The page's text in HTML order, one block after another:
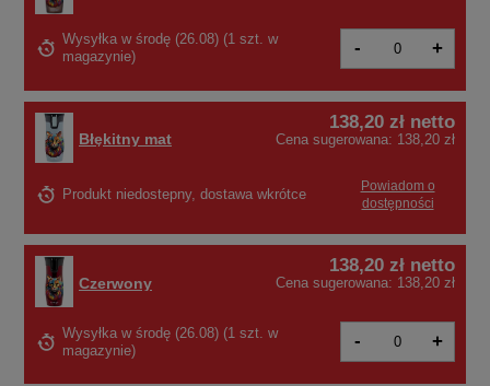
Błękitny mat
138,20 zł netto
Cena sugerowana: 138,20 zł
Produkt niedostepny, dostawa wkrótce
Powiadom o
dostępności
Czerwony
138,20 zł netto
Cena sugerowana: 138,20 zł
Wysyłka w środę (26.08) (1 szt. w
magazynie)
- +
Wysyłka w środę (26.08) (1 szt. w
magazynie) - +